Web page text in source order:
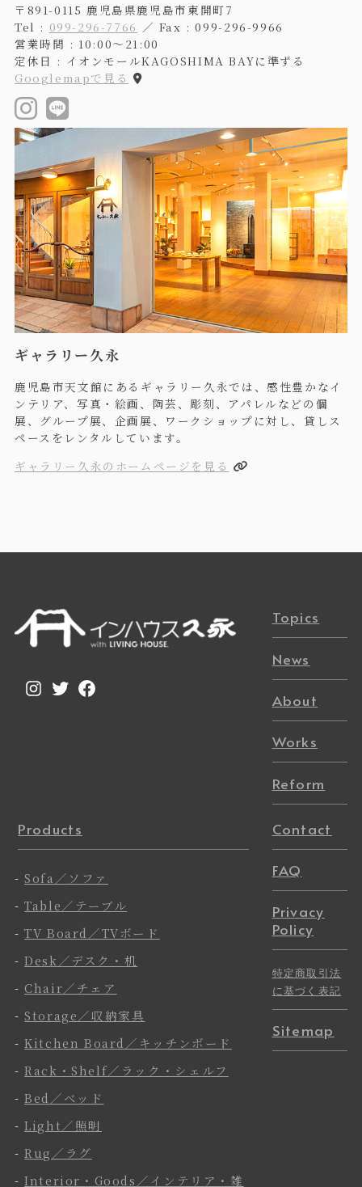
〒891-0115 鹿児島県鹿児島市東開町7
Tel : 099-296-7766 ／ Fax : 099-296-9966
営業時間 : 10:00〜21:00
定休日 : イオンモールKAGOSHIMA BAYに準ずる
Googlemapで見る
ギャラリー久永
鹿児島市天文館にあるギャラリー久永では、感性豊かなイ
ンテリア、写真・絵画、陶芸、彫刻、アパレルなどの個
展、グループ展、企画展、ワークショップに対し、貸しス
ペースをレンタルしています。
ギャラリー久永のホームページを見る
Instagram
TwitterFacebook
Topics
News
About
Works
Reform
Products
-Sofa／ソファ
-Table／テーブル
-TV Board／TVボード
-Desk／デスク・机
- Chair／チェア
-Storage／収納家具
-Kitchen Board／キッチンボード
-Rack・Shelf／ラック・シェルフ
-Bed／ベッド
-Light／照明
-Rug／ラグ
-Interior・Goods／インテリア・雑
Contact
FAQ
Privacy
Policy
特定商取引法
に基づく表記
Sitemap